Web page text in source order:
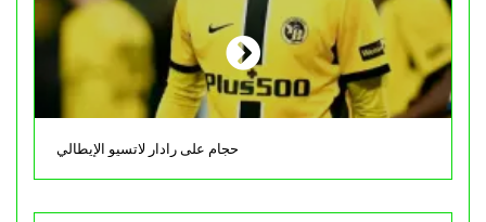
حجام على رادار لاتسيو الإيطالي